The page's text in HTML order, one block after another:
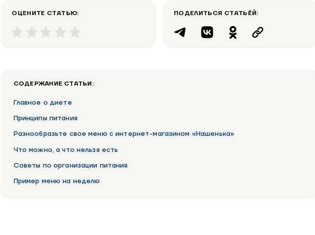
ОЦЕНИТЕ СТАТЬЮ: ПОДЕЛИТЬСЯ СТАТЬЁЙ:
СОДЕРЖАНИЕ СТАТЬИ:
Главное о диете
Принципы питания
Разнообразьте свое меню с интернет-магазином «Нашенька»
Что можно, а что нельзя есть
Советы по организации питания
Пример меню на неделю